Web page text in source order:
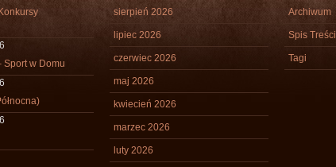
Sport w Domu
sierpień 2026
lipiec 2026
czerwiec 2026
maj 2026
kwiecień 2026
marzec 2026
luty 2026
Archiwum
Spis Treści
Tagi